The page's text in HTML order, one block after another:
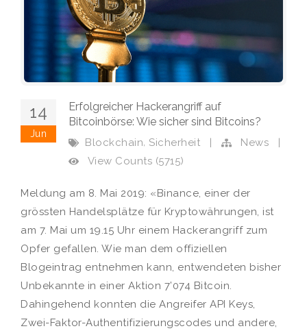
14
Jun
Erfolgreicher Hackerangriff auf
Bitcoinbörse: Wie sicher sind Bitcoins?
Blockchain, Sicherheit | News
|
View Counts (5715)
Meldung am 8. Mai 2019: «Binance, einer der
grössten Handelsplätze für Kryptowährungen, ist
am 7. Mai um 19.15 Uhr einem Hackerangriff zum
Opfer gefallen. Wie man dem offiziellen
Blogeintrag entnehmen kann, entwendeten bisher
Unbekannte in einer Aktion 7’074 Bitcoin.
Dahingehend konnten die Angreifer API Keys,
Zwei-Faktor-Authentifizierungscodes und andere,